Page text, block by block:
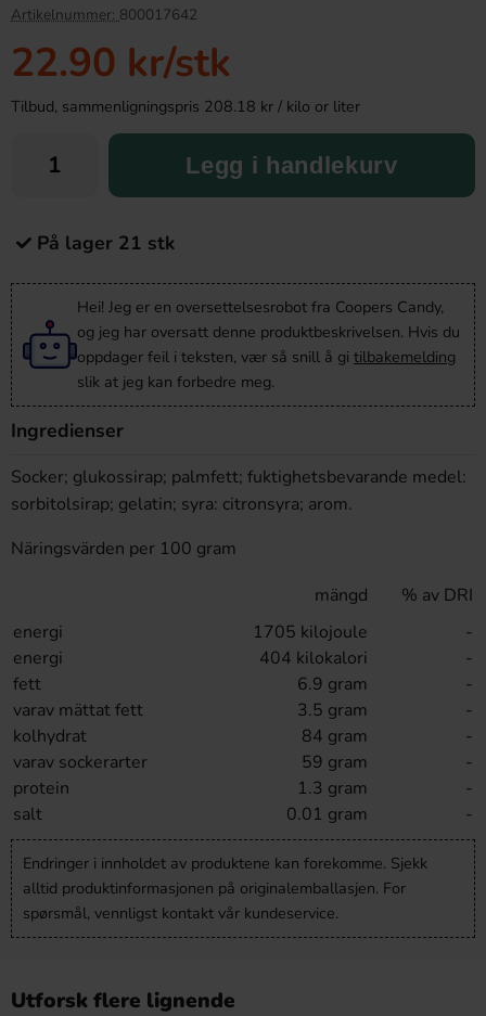
Köp
Artikelnummer: 800017642
22.90 kr/stk
Tilbud, sammenligningspris 208.18 kr / kilo or liter
Legg i handlekurv
På lager 21 stk
Hei! Jeg er en oversettelsesrobot fra Coopers Candy,
og jeg har oversatt denne produktbeskrivelsen. Hvis du
oppdager feil i teksten, vær så snill å gi tilbakemelding
slik at jeg kan forbedre meg.
Ingredienser
Socker; glukossirap; palmfett; fuktighetsbevarande medel:
sorbitolsirap; gelatin; syra: citronsyra; arom.
Näringsvärden per 100 gram
mängd
% av DRI
energi
1705 kilojoule
-
energi
404 kilokalori
-
fett
6.9 gram
-
varav mättat fett
3.5 gram
-
kolhydrat
84 gram
-
varav sockerarter
59 gram
-
protein
1.3 gram
-
salt
0.01 gram -
Endringer i innholdet av produktene kan forekomme. Sjekk
alltid produktinformasjonen på originalemballasjen. For
spørsmål, vennligst kontakt vår kundeservice.
Utforsk flere lignende